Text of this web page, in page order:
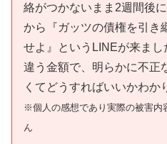
絡がつかないまま2週間後
から『ガッツの債権を引き
せよ』というLINEが来ま
違う金額で、明らかに不正
くてどうすればいいかわか
※個人の感想であり実際の被害内
ん